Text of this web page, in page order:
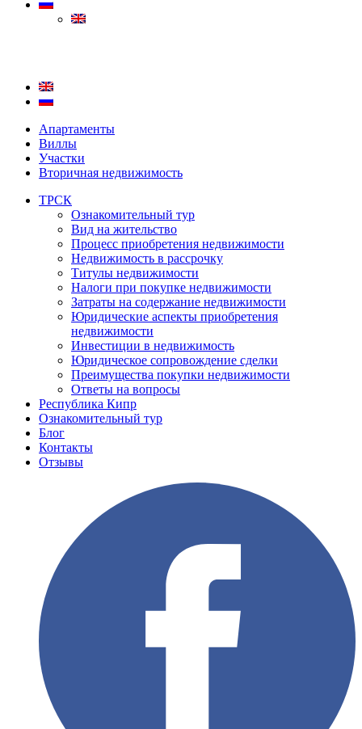
Апартаменты
Виллы
Участки
Вторичная недвижимость
ТРСК
Ознакомительный тур
Вид на жительство
Процесс приобретения недвижимости
Недвижимость в рассрочку
Титулы недвижимости
Налоги при покупке недвижимости
Затраты на содержание недвижимости
Юридические аспекты приобретения
недвижимости
Инвестиции в недвижимость
Юридическое сопровождение сделки
Преимущества покупки недвижимости
Ответы на вопросы
Республика Кипр
Ознакомительный тур
Блог
Контакты
Отзывы